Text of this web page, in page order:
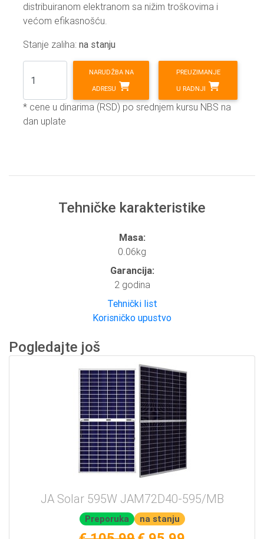
distribuiranom elektranom sa nižim troškovima i
većom efikasnošću.
Stanje zaliha: na stanju
NARUDŽBA NA
ADRESU
PREUZIMANJE
U RADNJI
* cene u dinarima (RSD) po srednjem kursu NBS na
dan uplate
Tehničke karakteristike
Masa:
0.06kg
Garancija:
2 godina
Tehnički list
Korisničko upustvo
Pogledajte još
JA Solar 595W JAM72D40-595/MB
Preporuka na stanju